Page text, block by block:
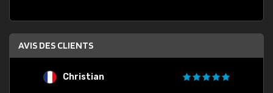
AVIS DES CLIENTS
Christian